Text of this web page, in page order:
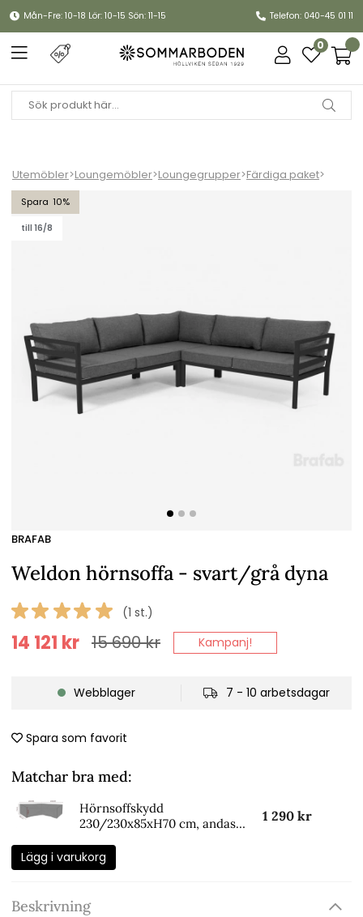
Mån-Fre: 10-18 Lör: 10-15 Sön: 11-15 Telefon: 040-45 01 11
0
Utemöbler>Loungemöbler>Loungegrupper>Färdiga paket>
10
till 16/8
Weldon hörnsoffa - svart/grå dyna
BRAFAB
Weldon hörnsoffa - svart/grå dyna
(1 st.)
15 690kr
14 121 kr Kampanj!
Webblager 7 - 10 arbetsdagar
Spara som favorit
Matchar bra med:
Hörnsoffskydd
230/230x85xH70 cm, andas -
1 290 kr
Lägg i varukorg
Beskrivning